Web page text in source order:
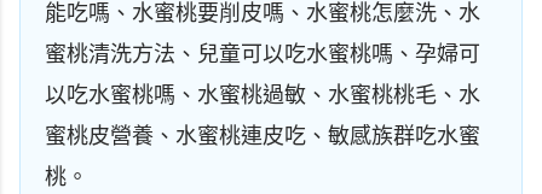
能吃嗎、水蜜桃要削皮嗎、水蜜桃怎麼洗、水
蜜桃清洗方法、兒童可以吃水蜜桃嗎、孕婦可
以吃水蜜桃嗎、水蜜桃過敏、水蜜桃桃毛、水
蜜桃皮營養、水蜜桃連皮吃、敏感族群吃水蜜
桃。